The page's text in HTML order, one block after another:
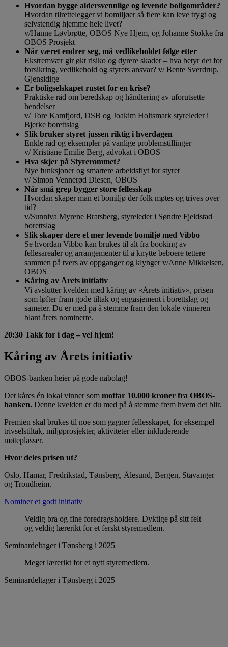
Hvordan bygge aldersvennlige og levende boligområder?
Hvordan tilrettelegger vi bomiljøer så flere kan leve trygt og
selvstendig hjemme hele livet?
v/Hanne Løvbrøtte, OBOS Nye Hjem, og Johanne Stokke fra
OBOS Prosjekt
Når været endrer seg, må vedlikeholdet følge etter
Ekstremvær gir økt risiko og dyrere skader – hva betyr det for
forsikring, vedlikehold og styrets ansvar? v/ Bente Sverdrup,
Gjensidige
Er boligselskapet rustet for en krise?
Praktiske råd om beredskap og håndtering av uforutsette
hendelser
v/ Tore Kamfjord, DSB og Joakim Holtsmark styreleder i
Bjerke borettslag
Slik bruker styret jussen riktig i hverdagen
Enkle råd og eksempler på vanlige problemstillinger
v/ Kristiane Emilie Berg, advokat i OBOS
Hva skjer på Styrerommet?
Nye funksjoner og smartere arbeidsflyt for styret
v/ Simon Vennerød Diesen, OBOS
Når små grep bygger store fellesskap
Hvordan skaper man et bomiljø der folk møtes og trives over
tid?
v/Sunniva Myrene Bratsberg, styreleder i Søndre Fjeldstad
borettslag
Slik skaper dere et mer levende bomiljø med Vibbo
Se hvordan Vibbo kan brukes til alt fra booking av
fellesarealer og arrangementer til å knytte beboere tettere
sammen på tvers av oppganger og klynger v/Anne Mikkelsen,
OBOS
Kåring av Årets initiativ
Vi avslutter kvelden med kåring av «Årets initiativ», prisen
som løfter fram gode tiltak og engasjement i borettslag og
sameier. Du er med på å stemme fram den lokale vinneren
blant årets nominerte.
20:30 Takk for i dag – vel hjem!
Kåring av Årets initiativ
OBOS-banken heier på gode nabolag!
Det kåres én lokal vinner som mottar 10.000 kroner fra OBOS-
banken. Denne kvelden er du med på å stemme frem hvem det blir.
Premien skal brukes til noe som gagner fellesskapet, for eksempel
trivselstiltak, miljøprosjekter, aktiviteter eller inkluderende
møteplasser.
Hvor deles prisen ut?
Oslo, Hamar, Fredrikstad, Tønsberg, Ålesund, Bergen, Stavanger
og Trondheim.
Nominer et godt initiativ
Veldig bra og fine foredragsholdere. Dyktige på sitt felt
og veldig lærerikt for et ferskt styremedlem.
Seminardeltager i Tønsberg i 2025
Meget lærerikt for et nytt styremedlem.
Seminardeltager i Tønsberg i 2025